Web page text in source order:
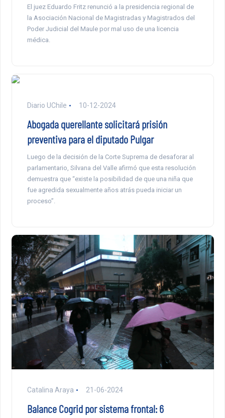
El juez Eduardo Fritz renunció a la presidencia regional de
la Asociación Nacional de Magistradas y Magistrados del
Poder Judicial del Maule por mal uso de una licencia
médica.
Diario UChile 10-12-2024
Abogada querellante solicitará prisión
preventiva para el diputado Pulgar
Luego de la decisión de la Corte Suprema de desaforar al
parlamentario, Silvana del Valle afirmó que esta resolución
demuestra que “existe la posibilidad de que una niña que
fue agredida sexualmente años atrás pueda iniciar un
proceso”.
Catalina Araya 21-06-2024
Balance Cogrid por sistema frontal: 6